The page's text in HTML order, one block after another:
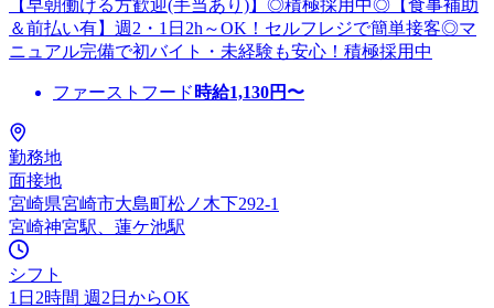
【早朝働ける方歓迎(手当あり)】◎積極採用中◎【食事補助
＆前払い有】週2・1日2h～OK！セルフレジで簡単接客◎マ
ニュアル完備で初バイト・未経験も安心！積極採用中
ファーストフード 時給1,130円〜
勤務地
面接地
宮崎県宮崎市大島町松ノ木下292-1
宮崎神宮駅、蓮ケ池駅
シフト
1日2時間 週2日からOK